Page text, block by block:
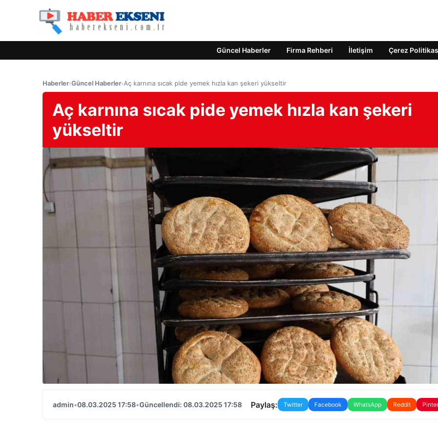
Güncel Haberler Firma Rehberi İletişim Çerez
Haberler›Güncel Haberler›Aç karnına sıcak pide yemek hızla kan şekeri yükseltir
Aç karnına sıcak pide yemek hızla kan şekeri
yükseltir
admin•08.03.2025 17:58•Güncellendi: 08.03.2025 17:58 Paylaş: Twitter Facebook WhatsApp Reddit